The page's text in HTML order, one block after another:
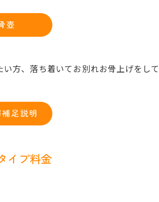
壺
方、落ち着いてお別れお骨上げをし
足説明
イプ料金